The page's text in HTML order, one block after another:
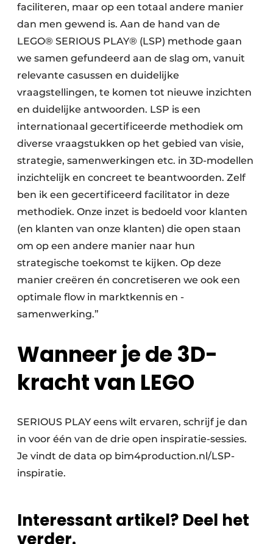
faciliteren, maar op een totaal andere manier
dan men gewend is. Aan de hand van de
LEGO® SERIOUS PLAY® (LSP) methode gaan
we samen gefundeerd aan de slag om, vanuit
relevante casussen en duidelijke
vraagstellingen, te komen tot nieuwe inzichten
en duidelijke antwoorden. LSP is een
internationaal gecertificeerde methodiek om
diverse vraagstukken op het gebied van visie,
strategie, samenwerkingen etc. in 3D-modellen
inzichtelijk en concreet te beantwoorden. Zelf
ben ik een gecertificeerd facilitator in deze
methodiek. Onze inzet is bedoeld voor klanten
(en klanten van onze klanten) die open staan
om op een andere manier naar hun
strategische toekomst te kijken. Op deze
manier creëren én concretiseren we ook een
optimale flow in marktkennis en -
samenwerking.”
Wanneer je de 3D-
kracht van LEGO
SERIOUS PLAY eens wilt ervaren, schrijf je dan
in voor één van de drie open inspiratie-sessies.
Je vindt de data op bim4production.nl/LSP-
inspiratie.
Interessant artikel? Deel het
verder.